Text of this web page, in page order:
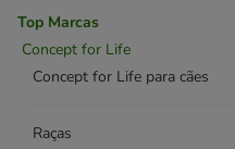
Top Marcas
Concept for Life
Concept for Life para cães
Raças